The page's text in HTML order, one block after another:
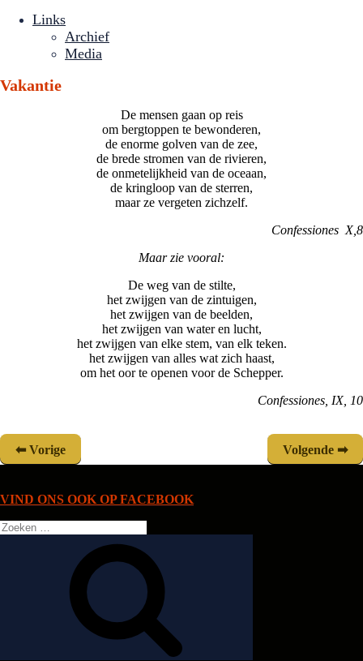
Links
Archief
Media
Vakantie
De mensen gaan op reis
om bergtoppen te bewonderen,
de enorme golven van de zee,
de brede stromen van de rivieren,
de onmetelijkheid van de oceaan,
de kringloop van de sterren,
maar ze vergeten zichzelf.
Confessiones X,8
Maar zie vooral:
De weg van de stilte,
het zwijgen van de zintuigen,
het zwijgen van de beelden,
het zwijgen van water en lucht,
het zwijgen van elke stem, van elk teken.
het zwijgen van alles wat zich haast,
om het oor te openen voor de Schepper.
Confessiones, IX, 10
Vorige Volgende
VIND ONS OOK OP FACEBOOK
Zoeken